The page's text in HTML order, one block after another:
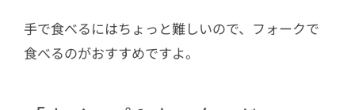
手で食べるにはちょっと難しいので、フォークで
食べるのがおすすめですよ。